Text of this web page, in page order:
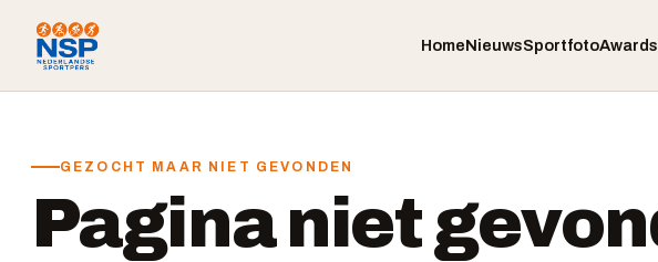
HomeNieuwsSportfotoAwards
GEZOCHT MAAR NIET GEVONDEN
Pagina niet